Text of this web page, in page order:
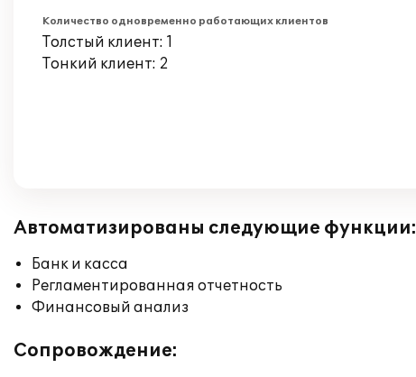
Количество одновременно работающих клиентов
Толстый клиент: 1
Тонкий клиент: 2
Автоматизированы следующие функции:
Банк и касса
Регламентированная отчетность
Финансовый анализ
Сопровождение: